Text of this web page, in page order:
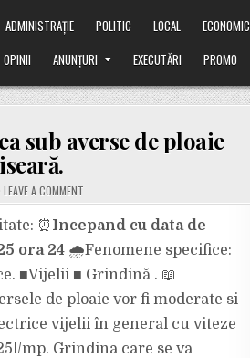
ADMINISTRAȚIE POLITIC LOCAL ECONOMIC
OPINII ANUNȚURI EXECUTĂRI PROMO
sub averse de ploaie
LEAVE A COMMENTON
AVERTIZARE
IMEDIATĂ!
VRANCEA
SUB
AVERSE
DE
PLOAIE
PÂNĂ
⏰ Incepand cu data de
ora 24🌧Fenomene specifice:
■Vijelii ■ Grindină . 📖
de ploaie vor fi moderate si
vijelii în general cu viteze
mp. Grindina care se va